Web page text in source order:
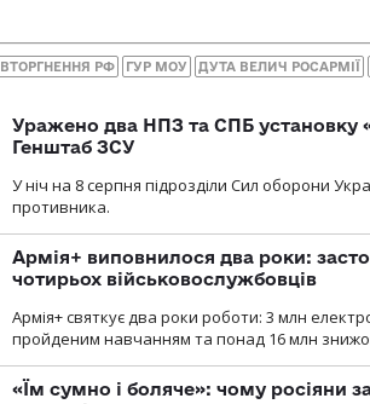
ВТОРГНЕННЯ РФ ГУР МОУ ДУТА ВЕЛИЧ РОСАРМІЇ
Уражено два НПЗ та СПБ
Генштаб ЗСУ
У ніч на 8 серпня підрозділи Сил оборони
противника.
Армія+ виповнилося два роки:
чотирьох військовослужбовців
Армія+ святкує два роки роботи: 3 млн
пройденим навчанням та понад 16 млн
«Їм сумно і боляче»: чому росіяни